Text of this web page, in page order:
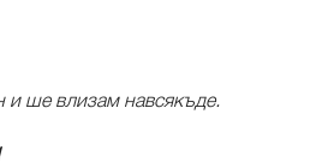
ше влизам навсякъде.